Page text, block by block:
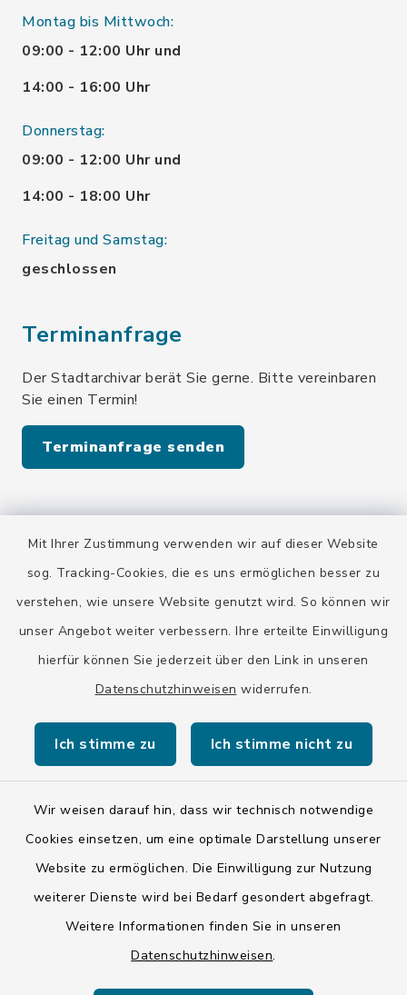
Mit Ihrer Zustimmung verwenden wir auf dieser Website
sog. Tracking-Cookies, die es uns ermöglichen besser zu
verstehen, wie unsere Website genutzt wird. So können wir
unser Angebot weiter verbessern. Ihre erteilte Einwilligung
hierfür können Sie jederzeit über den Link in unseren
Datenschutzhinweisen widerrufen.
Ich stimme zu Ich stimme nicht zu
Wir weisen darauf hin, dass wir technisch notwendige
Cookies einsetzen, um eine optimale Darstellung unserer
Website zu ermöglichen. Die Einwilligung zur Nutzung
weiterer Dienste wird bei Bedarf gesondert abgefragt.
Weitere Informationen finden Sie in unseren
Datenschutzhinweisen.
Montag bis Mittwoch:
09:00 - 12:00 Uhr und
14:00 - 16:00 Uhr
Donnerstag:
09:00 - 12:00 Uhr und
14:00 - 18:00 Uhr
Freitag und Samstag:
geschlossen
Terminanfrage
Der Stadtarchivar berät Sie gerne. Bitte vereinbaren
Sie einen Termin!
Terminanfrage senden
Quicklinks
Stadt Wolfratshausen
Kontakt
Barrierefreiheit
Impressum
ISIS 12
Sitemap
Cookie-Einstellungen